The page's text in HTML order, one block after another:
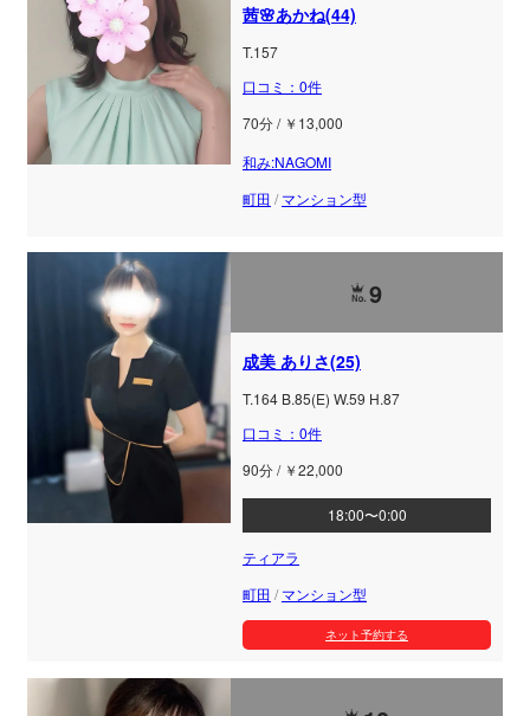
茜🌸あかね(44)
T.157
口コミ：0件
70分 / ￥13,000
和み:NAGOMI
町田 /マンション型
9
成美 ありさ(25)
T.164 B.85(E) W.59 H.87
口コミ：0件
90分 / ￥22,000
18:00〜0:00
ティアラ
町田 /マンション型
ネット予約する